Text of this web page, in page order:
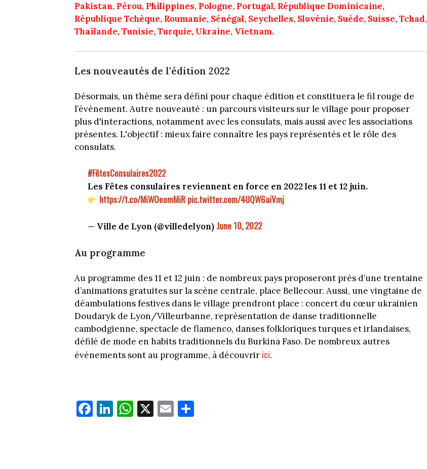
Pakistan, Pérou, Philippines, Pologne, Portugal, République Dominicaine,
République Tchèque, Roumanie, Sénégal, Seychelles, Slovénie, Suède, Suisse, Tchad,
Thaïlande,Tunisie, Turquie, Ukraine, Vietnam.
Les nouveautés de l'édition 2022
Désormais, un thème sera défini pour chaque édition et constituera le fil rouge de
l’évènement. Autre nouveauté : un parcours visiteurs sur le village pour proposer
plus d'interactions, notamment avec les consulats, mais aussi avec les associations
présentes. L'objectif : mieux faire connaître les pays représentés et le rôle des
consulats.
#FêtesConsulaires2022
Les Fêtes consulaires reviennent en force en 2022 les 11 et 12 juin.
https://t.co/MiWOeomMiR pic.twitter.com/4UQW6aiVmj
— Ville de Lyon (@villedelyon) June 10, 2022
Au programme
Au programme des 11 et 12 juin : de nombreux pays proposeront près d’une trentaine
d’animations gratuites sur la scène centrale, place Bellecour. Aussi, une vingtaine de
déambulations festives dans le village prendront place : concert du cœur ukrainien
Doudaryk de Lyon/Villeurbanne, représentation de danse traditionnelle
cambodgienne, spectacle de flamenco, danses folkloriques turques et irlandaises,
défilé de mode en habits traditionnels du Burkina Faso. De nombreux autres
événements sont au programme, à découvrir ici.
Fa
ce
Li
nk
W
ha
X E
m